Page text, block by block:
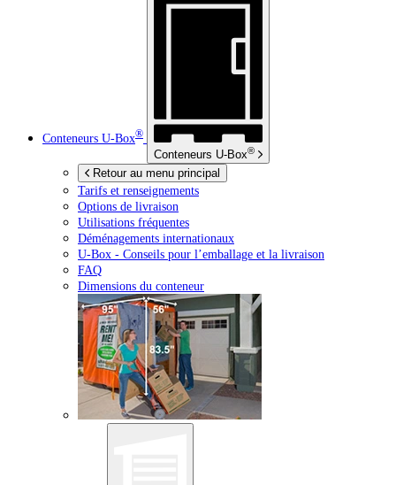
Conteneurs U-Box®
Conteneurs U-Box®
Retour au menu principal
Tarifs et renseignements
Options de livraison
Utilisations fréquentes
Déménagements internationaux
U-Box - Conseils pour l’emballage et la livraison
FAQ
Dimensions du conteneur